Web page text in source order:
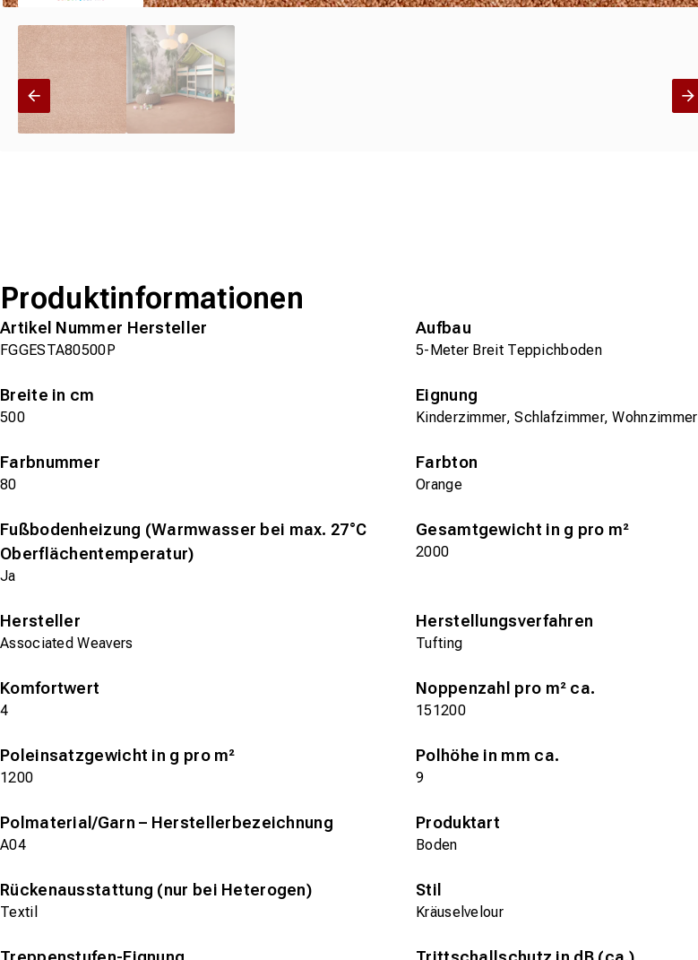
Produktinformationen
Artikel Nummer Hersteller
FGGESTA80500P
Aufbau
5-Meter Breit Teppichboden
Breite in cm
500
Eignung
Kinderzimmer, Schlafzimmer, Wohnzimmer
Farbnummer
80
Farbton
Orange
Fußbodenheizung (Warmwasser bei max. 27°C
Oberflächentemperatur)
Ja
Gesamtgewicht in g pro m²
2000
Hersteller
Associated Weavers
Herstellungsverfahren
Tufting
Komfortwert
4
Noppenzahl pro m² ca.
151200
Poleinsatzgewicht in g pro m²
1200
Polhöhe in mm ca.
9
Polmaterial/Garn – Herstellerbezeichnung
A04
Produktart
Boden
Rückenausstattung (nur bei Heterogen)
Textil
Stil
Kräuselvelour